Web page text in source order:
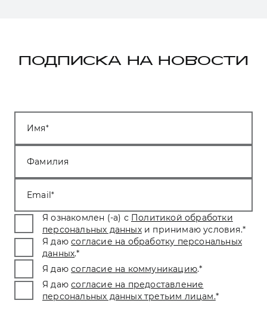
ПОДПИСКА НА НОВОСТИ
Имя
Фамилия
Email
Я ознакомлен (-а) с Политикой обработки
персональных данных и принимаю условия.*
Я даю согласие на обработку персональных
данных.*
Я даю согласие на коммуникацию.*
Я даю согласие на предоставление
персональных данных третьим лицам.*